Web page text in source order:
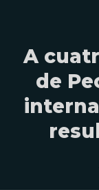
A
de